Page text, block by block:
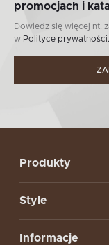
promocjach i
Dowiedz się więcej nt.
w Polityce prywatności.
Produkty
Style
Informacje